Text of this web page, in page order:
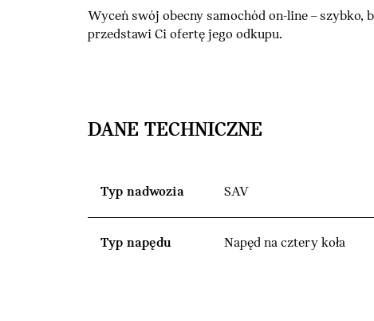
Wyceń swój obecny samochód on-line –
przedstawi Ci ofertę jego odkupu.
DANE TECHNICZNE
Typ nadwozia SAV
Typ napędu Napęd na cztery koła